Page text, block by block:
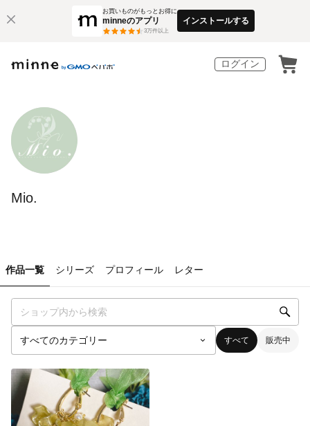
お買いものがもっとお得に
minneのアプリ
3万件以上
インストールする
ログイン
Mio.
作品一覧 シリーズ プロフィール レター
すべて 販売中